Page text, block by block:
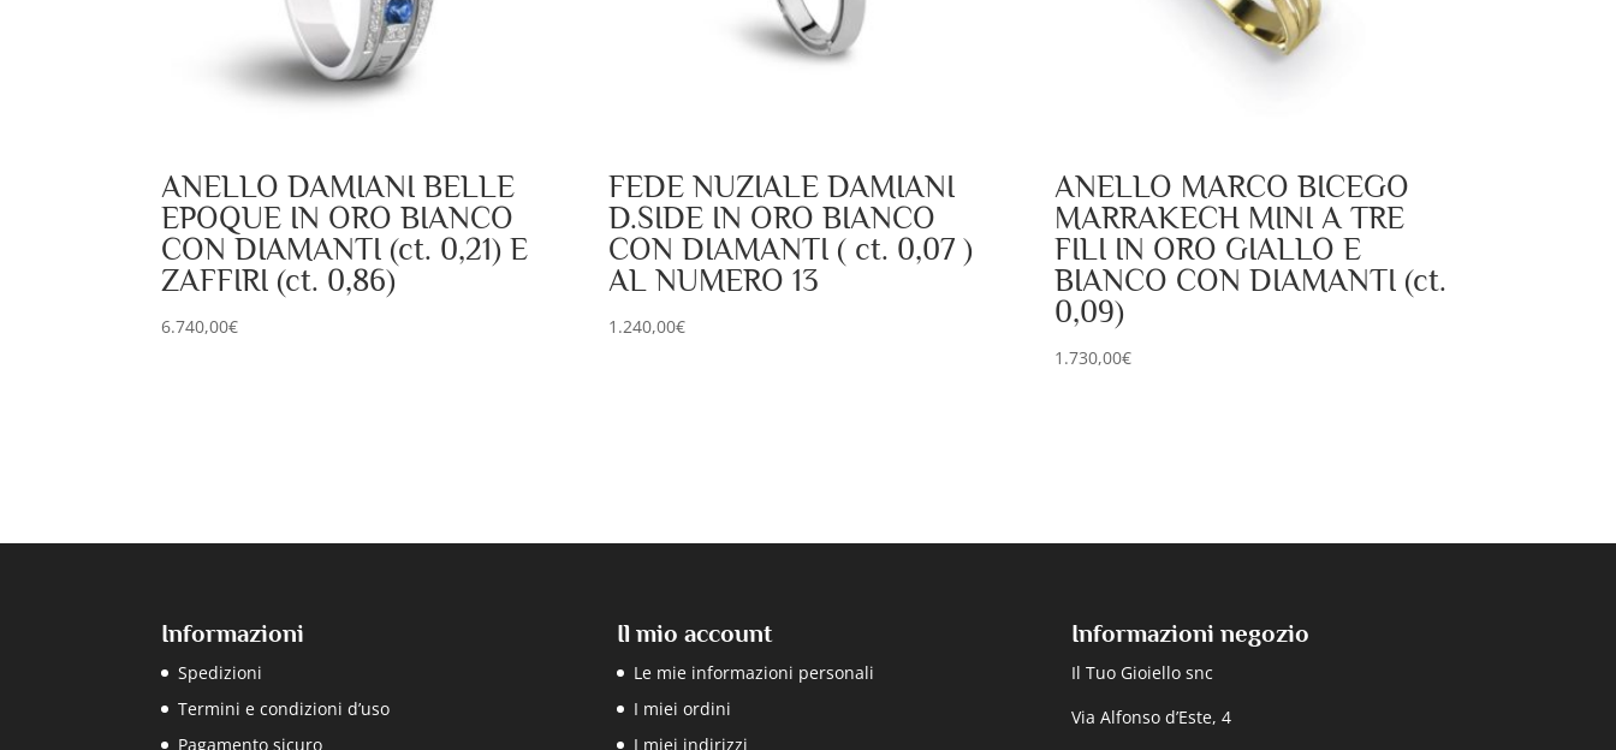
ANELLO DAMIANI BELLE
EPOQUE IN ORO BIANCO
CON DIAMANTI (ct. 0,21) E
ZAFFIRI (ct. 0,86)
6.740,00€
FEDE NUZIALE DAMIANI
D.SIDE IN ORO BIANCO
CON DIAMANTI ( ct. 0,07 )
AL NUMERO 13
1.240,00€
ANELLO MARCO BICEGO
MARRAKECH MINI A TRE
FILI IN ORO GIALLO E
BIANCO CON DIAMANTI (ct.
0,09)
1.730,00€
Informazioni
Spedizioni
Termini e condizioni d’uso
Pagamento sicuro
Il mio account
Le mie informazioni personali
I miei ordini
I miei indirizzi
Informazioni negozio
Il Tuo Gioiello snc
Via Alfonso d’Este, 4